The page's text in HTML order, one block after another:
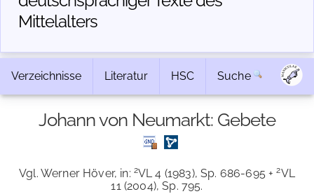
Mittelalters
Verzeichnisse Literatur HSC Suche
Johann von Neumarkt: Gebete
Vgl. Werner Höver, in: 2VL 4 (1983), Sp. 686-695 +2VL
11 (2004), Sp. 795.